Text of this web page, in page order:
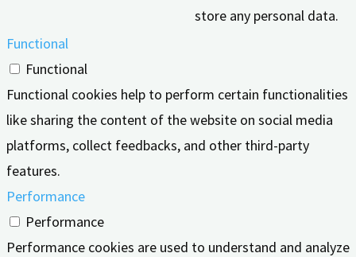
store any personal data.
Functional
Functional
Functional cookies help to perform certain functionalities
like sharing the content of the website on social media
platforms, collect feedbacks, and other third-party
features.
Performance
Performance
Performance cookies are used to understand and analyze